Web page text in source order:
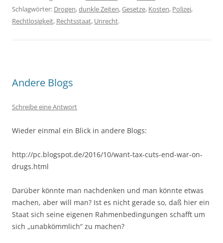
Schlagwörter: Drogen,dunkle Zeiten,Gesetze, Kosten, Polizei,
Rechtlosigkeit, Rechtsstaat, Unrecht.
Andere Blogs
Schreibe eine Antwort
Wieder einmal ein Blick in andere Blogs:
http://pc.blogspot.de/2016/10/want-tax-cuts-end-war-on-
drugs.html
Darüber könnte man nachdenken und man könnte etwas
machen, aber will man? Ist es nicht gerade so, daß hier ein
Staat sich seine eigenen Rahmenbedingungen schafft um
sich „unabkömmlich“ zu machen?